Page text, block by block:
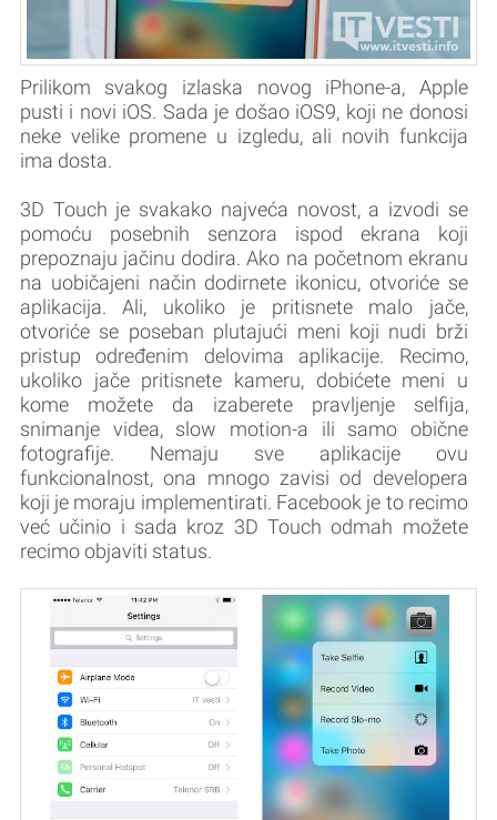
Prilikom svakog izlaska novog iPhone-a, Apple
pusti i novi iOS. Sada je došao iOS9, koji ne donosi
neke velike promene u izgledu, ali novih funkcija
ima dosta.
3D Touch je svakako najveća novost, a izvodi se
pomoću posebnih senzora ispod ekrana koji
prepoznaju jačinu dodira. Ako na početnom ekranu
na uobičajeni način dodirnete ikonicu, otvoriće se
aplikacija. Ali, ukoliko je pritisnete malo jače,
otvoriće se poseban plutajući meni koji nudi brži
pristup određenim delovima aplikacije. Recimo,
ukoliko jače pritisnete kameru, dobićete meni u
kome možete da izaberete pravljenje selfija,
snimanje videa, slow motion-a ili samo obične
fotografije. Nemaju sve aplikacije ovu
funkcionalnost, ona mnogo zavisi od developera
koji je moraju implementirati. Facebook je to recimo
već učinio i sada kroz 3D Touch odmah možete
recimo objaviti status.